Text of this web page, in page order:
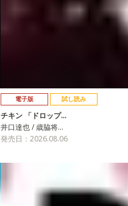
電子版 試し読み
チキン 「ドロップ…
井口達也 / 歳脇将…
発売日：2026.08.06